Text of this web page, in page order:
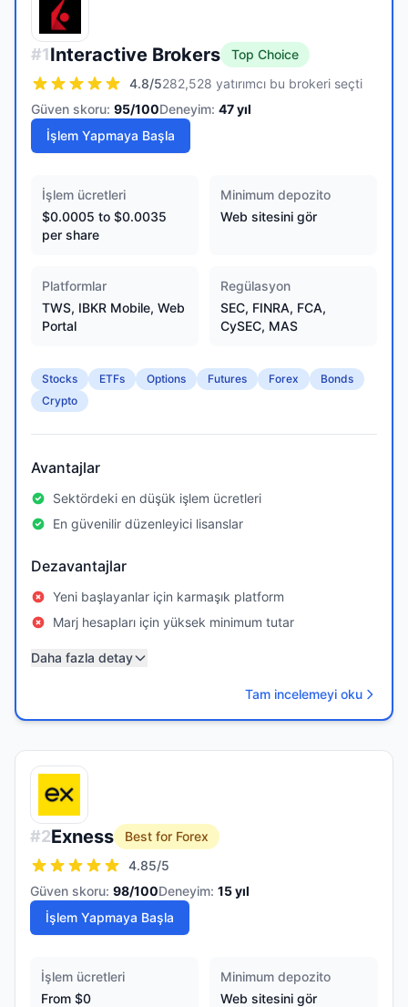
#1Interactive Brokers
Top Choice
4.8/5282,528 yatırımcı bu brokeri seçti
Güven skoru: 95/100Deneyim: 47yıl
İşlem Yapmaya Başla
İşlem ücretleri
$0.0005 to $0.0035
per share
Minimum depozito
Web sitesini gör
Platformlar
TWS, IBKR Mobile, Web
Portal
Regülasyon
SEC, FINRA, FCA,
CySEC, MAS
Stocks ETFs Options Futures Forex
Bonds
Crypto
Avantajlar
Sektördeki en düşük işlem ücretleri
En güvenilir düzenleyici lisanslar
Dezavantajlar
Yeni başlayanlar için karmaşık platform
Marj hesapları için yüksek minimum tutar
Daha fazla detay
Tam incelemeyi oku
#2Exness
Best for Forex
4.85/5
Güven skoru: 98/100Deneyim: 15yıl
İşlem Yapmaya Başla
İşlem ücretleri
From $0
Minimum depozito
Web sitesini gör